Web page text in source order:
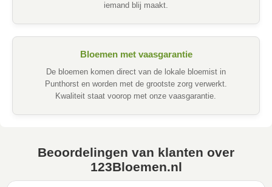
iemand blij maakt.
Bloemen met vaasgarantie
De bloemen komen direct van de lokale bloemist in
Punthorst en worden met de grootste zorg verwerkt.
Kwaliteit staat voorop met onze vaasgarantie.
Beoordelingen van klanten over
123Bloemen.nl